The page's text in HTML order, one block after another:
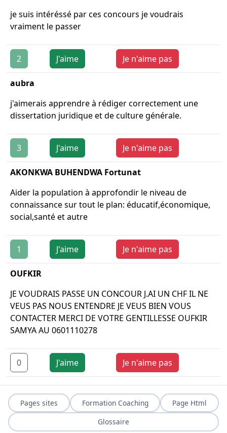
je suis intéréssé par ces concours je voudrais
vraiment le passer
2 J'aime Je n'aime pas
aubra
j'aimerais apprendre à rédiger correctement une
dissertation juridique et de culture générale.
3 J'aime Je n'aime pas
AKONKWA BUHENDWA Fortunat
Aider la population à approfondir le niveau de
connaissance sur tout le plan: éducatif,économique,
social,santé et autre
1 J'aime Je n'aime pas
OUFKIR
JE VOUDRAIS PASSE UN CONCOUR J.AI UN CHF IL NE
VEUS PAS NOUS ENTENDRE JE VEUS BIEN VOUS
CONTACTER MERCI DE VOTRE GENTILLESSE OUFKIR
SAMYA AU 0601110278
0 J'aime Je n'aime pas
Pages sites Formation Coaching
Page Html
Glossaire